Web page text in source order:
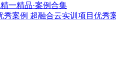
精一精品·案例合集
超融合云实训项目优秀